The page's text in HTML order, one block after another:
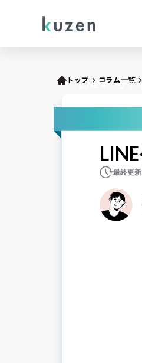
トップ keyboard_arrow_right コラム一覧keyboard_arrow_right
LINEマーケテ
最終更新